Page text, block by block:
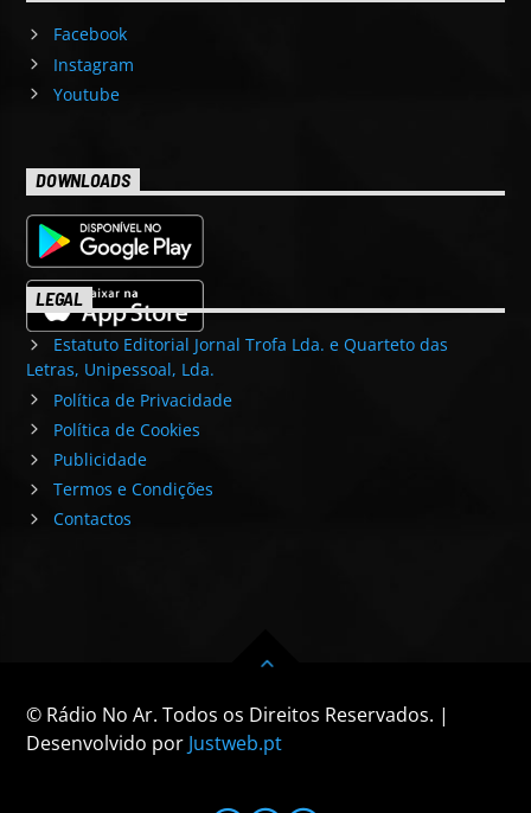
Facebook
Instagram
Youtube
DOWNLOADS
LEGAL
Estatuto Editorial Jornal Trofa Lda. e Quarteto das
Letras, Unipessoal, Lda.
Política de Privacidade
Política de Cookies
Publicidade
Termos e Condições
Contactos
© Rádio No Ar. Todos os Direitos Reservados. |
Desenvolvido por Justweb.pt